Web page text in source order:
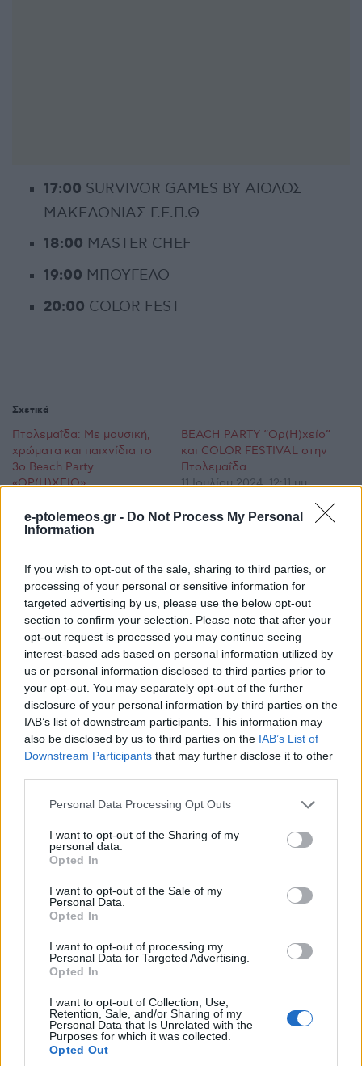
e-ptolemeos.gr - Do Not Process My Personal
Information
If you wish to opt-out of the sale, sharing to third parties, or
processing of your personal or sensitive information for
targeted advertising by us, please use the below opt-out
section to confirm your selection. Please note that after your
opt-out request is processed you may continue seeing
interest-based ads based on personal information utilized by
us or personal information disclosed to third parties prior to
your opt-out. You may separately opt-out of the further
disclosure of your personal information by third parties on the
IAB’s list of downstream participants. This information may
also be disclosed by us to third parties on the IAB’s List of
Downstream Participants that may further disclose it to other
Please note that this website/app uses one or more Google
not limited to your visit or usage behaviour. You may click to
grant or deny consent to Google and its third-party tags to
use your data for below specified purposes in below Google
consent section.
Personal Data Processing Opt Outs
I want to opt-out of the Sharing of my
personal data.
Opted In
I want to opt-out of the Sale of my
Personal Data.
Opted In
I want to opt-out of processing my
Personal Data for Targeted Advertising.
Opted In
I want to opt-out of Collection, Use,
Retention, Sale, and/or Sharing of my
Personal Data that Is Unrelated with the
Purposes for which it was collected.
Opted Out
17:00 SURVIVOR GAMES BY ΑΙΟΛΟΣ
ΜΑΚΕΔΟΝΙΑΣ Γ.Ε.Π.Θ
18:00 MASTER CHEF
19:00 ΜΠΟΥΓΕΛΟ
20:00 COLOR FEST
Σχετικά
Πτολεμαΐδα: Με μουσική,
χρώματα και παιχνίδια το
3ο Beach Party
«ΟΡ(Η)ΧΕΙΟ»
σε "Ρεπορτάζ"
BEACH PARTY “Ορ(Η)χείο”
και COLOR FESTIVAL στην
Πτολεμαΐδα
11 Ιουλίου 2024, 12:11 μμ
14/7 – Το 1ο “Beach Party
Ορ(H)χείο” είναι γεγονός –
Δείτε το σποτάκι!
9 Ιουλίου 2024, 12:41 μμ
σε "Κοινωνία"
Ακολουθήστε μας στο Google News
και μάθετε πρώτοι όλες τις ειδήσεις!